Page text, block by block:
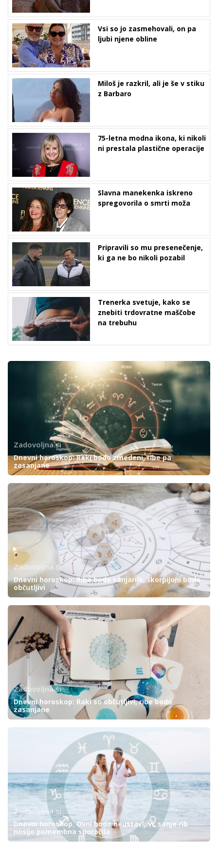
Vsi so jo zasmehovali, on pa
ljubi njene obline
Miloš je razkril, ali je še v stiku
z Barbaro
75-letna modna ikona, ki nikoli
ni prestala plastične operacije
Slavna manekenka iskreno
spregovorila o smrti moža
Pripravili so mu presenečenje,
ki ga ne bo nikoli pozabil
Trenerka svetuje, kako se
znebiti trdovratne maščobe
na trebuhu
Zadovoljna.si
Dnevni horoskop: Raki bodo zmedeni, ribe pa
zasanjane
Zadovoljna.si
Dnevni horoskop: Ribe bodo sanjarile, škorpijoni bodo
občutljivi
Zadovoljna.si
Dnevni horoskop: Raki so občutljivi, ribe bodo
zasanjane
Zadovoljna.si
Dnevni horoskop: Ovni bodo neustavljivi, sanje rib
nosijo pomembna sporočila